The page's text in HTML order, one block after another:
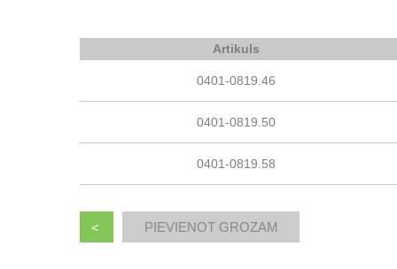
Artikuls
0401-0819.46
0401-0819.50
0401-0819.58
<